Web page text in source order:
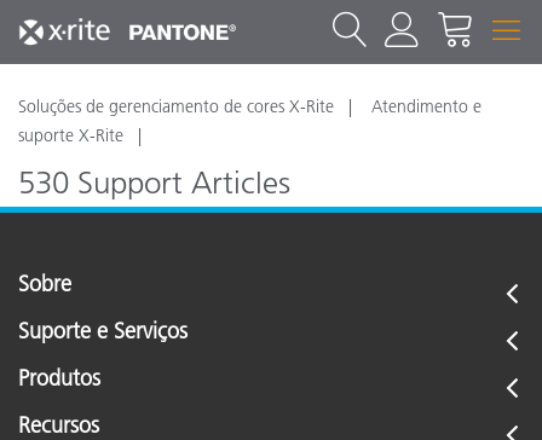
Soluções de gerenciamento de cores X-Rite
Atendimento e
suporte X-Rite
530 Support Articles
Sobre
Suporte e Serviços
Produtos
Recursos